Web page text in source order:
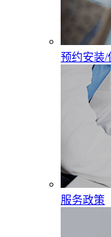
预约安装/
服务政策